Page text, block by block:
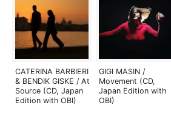
CATERINA BARBIERI
& BENDIK GISKE / At
Source (CD, Japan
Edition with OBI)
GIGI MASIN /
Movement (CD,
Japan Edition with
OBI)